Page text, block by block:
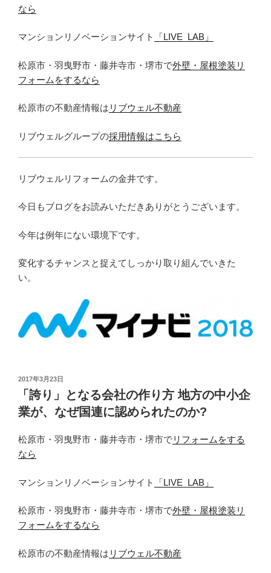
なら
マンションリノベーションサイト 「LIVE_LAB」
松原市・羽曳野市・藤井寺市・堺市で外壁・屋根塗装リ
フォームをするなら
松原市の不動産情報は リブウェル不動産
リブウェルグループの採用情報はこちら
リブウェルリフォームの金井です。
今日もブログをお読みいただきありがとうございます。
今年は例年にない環境下です。
変化するチャンスと捉えてしっかり取り組んでいきた
い。
投
2017年3月23日
「誇り」となる会社の作り方 地方の中小企
業が、なぜ国連に認められたのか?
松原市・羽曳野市・藤井寺市・堺市でリフォームをする
なら
マンションリノベーションサイト 「LIVE_LAB」
松原市・羽曳野市・藤井寺市・堺市で外壁・屋根塗装リ
フォームをするなら
松原市の不動産情報は リブウェル不動産